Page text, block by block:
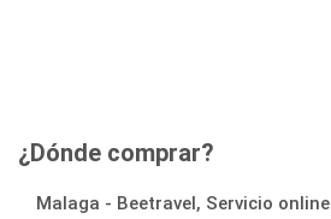
¿Dónde comprar?
Malaga - Beetravel, Servicio online